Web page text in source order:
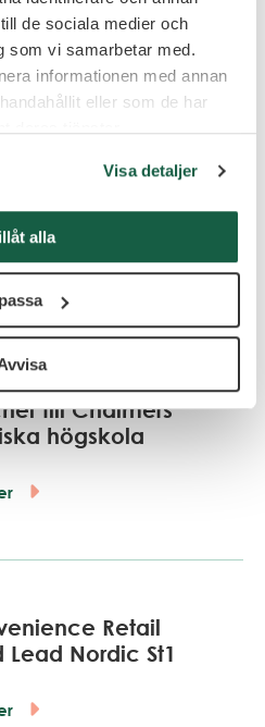
de sociala medier och
som vi samarbetar med.
informationen med annan
eller som de har
Visa detaljer
alla
Group i Stockholm
till Chalmers
högskola
Retail
Lead Nordic St1